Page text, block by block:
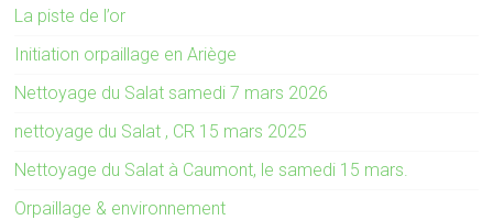
La piste de l’or
Initiation orpaillage en Ariège
Nettoyage du Salat samedi 7 mars 2026
nettoyage du Salat , CR 15 mars 2025
Nettoyage du Salat à Caumont, le samedi 15 mars.
Orpaillage & environnement